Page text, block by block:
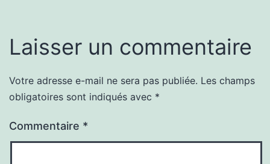
Laisser un commentaire
Votre adresse e-mail ne sera pas publiée. Les champs
obligatoires sont indiqués avec *
Commentaire *